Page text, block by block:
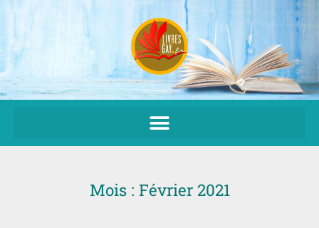
Aller
au
contenu
Mois : Février 2021